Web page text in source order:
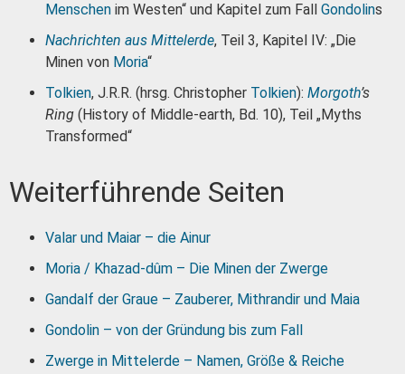
Menschen im Westen“ und Kapitel zum Fall Gondolins
Nachrichten aus Mittelerde, Teil 3, Kapitel IV: „Die
Minen von Moria“
Tolkien, J.R.R. (hrsg. Christopher Tolkien): Morgoth’s
Ring (History of Middle-earth, Bd. 10), Teil „Myths
Transformed“
Weiterführende Seiten
Valar und Maiar – die Ainur
Moria / Khazad-dûm – Die Minen der Zwerge
Gandalf der Graue – Zauberer, Mithrandir und Maia
Gondolin – von der Gründung bis zum Fall
Zwerge in Mittelerde – Namen, Größe & Reiche